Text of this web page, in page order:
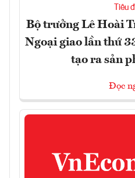
Tiêu
Bộ trưởng Lê Hoài
Ngoại giao lần thứ
tạo ra sản
Đọc